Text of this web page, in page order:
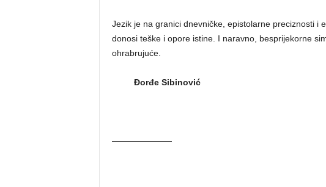
Jezik je na granici dnevničke, epistolarne preciznosti i
donosi teške i opore istine. I naravno, besprijekorne
ohrabrujuće.
Đorđe Sibinović
———————